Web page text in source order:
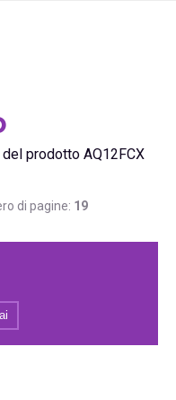
prodotto AQ12FCX
di pagine: 19